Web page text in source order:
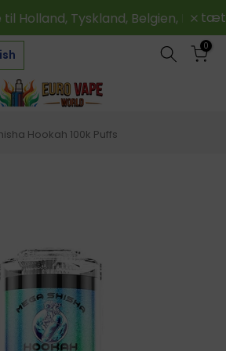
Tyskland, Belgien, Frankrig ogtæt
0
Hookah 100k Puffs